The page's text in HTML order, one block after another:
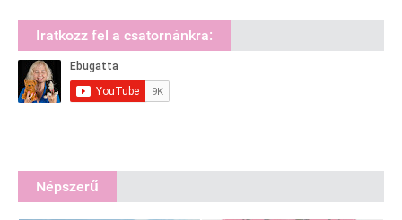
Iratkozz fel a csatornánkra:
Népszerű